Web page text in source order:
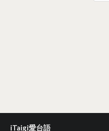
iTaigi愛台語